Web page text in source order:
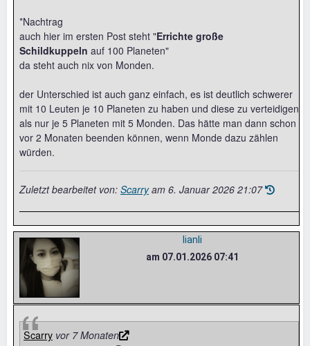
*Nachtrag
auch hier im ersten Post steht "Errichte große
Schildkuppeln auf 100 Planeten"
da steht auch nix von Monden.
der Unterschied ist auch ganz einfach, es ist deutlich schwerer
mit 10 Leuten je 10 Planeten zu haben und diese zu verteidigen
als nur je 5 Planeten mit 5 Monden. Das hätte man dann schon
vor 2 Monaten beenden können, wenn Monde dazu zählen
würden.
Zuletzt bearbeitet von: Scarryam 6. Januar 2026 21:07
lianli
am 07.01.2026 07:41
Scarry vor 7 Monaten